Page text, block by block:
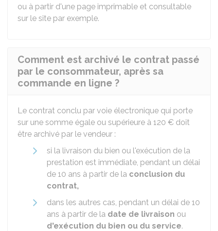
ou à partir d'une page imprimable et consultable
sur le site par exemple.
Comment est archivé le contrat passé
par le consommateur, après sa
commande en ligne ?
Le contrat conclu par voie électronique qui porte
sur une somme égale ou supérieure à 120 € doit
être archivé par le vendeur :
si la livraison du bien ou l'exécution de la
prestation est immédiate, pendant un délai
de 10 ans à partir de la conclusion du
contrat,
dans les autres cas, pendant un délai de 10
ans à partir de la date de livraison ou
d'exécution du bien ou du service.